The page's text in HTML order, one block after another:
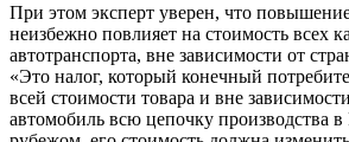
При этом эксперт уверен, что
неизбежно повлияет на стоимость всех
автотранспорта, вне зависимости от
«Это налог, который конечный
всей стоимости товара и вне
автомобиль всю цепочку производства в